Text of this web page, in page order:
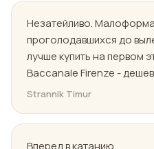
Незатейливо.
проголодавшихся до
лучше купить на первом
Baccanale Firenze -
Strannik Тimur
Вперед в катанию